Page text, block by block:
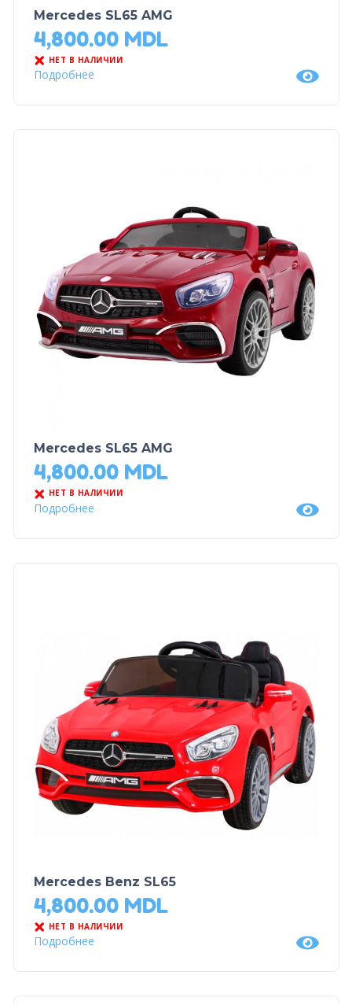
Mercedes SL65 AMG
4,800.00 MDL
НЕТ В НАЛИЧИИ
Подробнее
Mercedes SL65 AMG
4,800.00 MDL
НЕТ В НАЛИЧИИ
Подробнее
Mercedes Benz SL65
4,800.00 MDL
НЕТ В НАЛИЧИИ
Подробнее